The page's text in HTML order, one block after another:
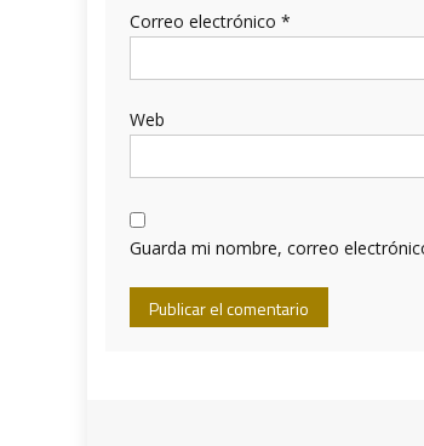
Correo electrónico *
Web
Guarda mi nombre, correo